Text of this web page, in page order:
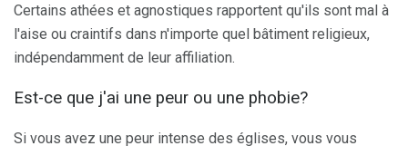
Certains athées et agnostiques rapportent qu'ils sont mal à
l'aise ou craintifs dans n'importe quel bâtiment religieux,
indépendamment de leur affiliation.
Est-ce que j'ai une peur ou une phobie?
Si vous avez une peur intense des églises, vous vous